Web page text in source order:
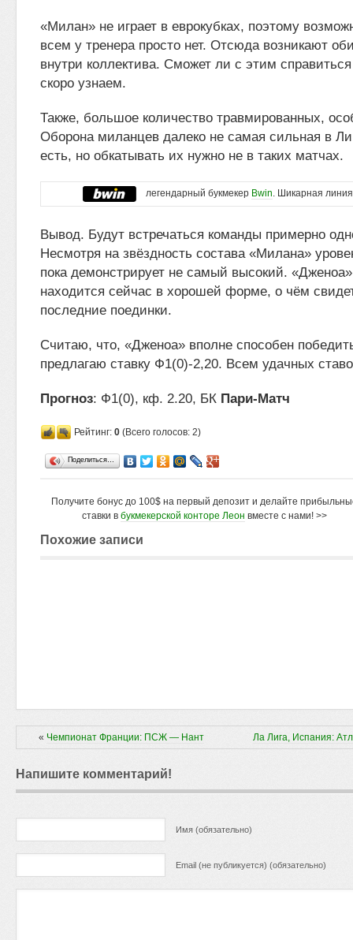
«Милан» не играет в еврокубках, поэтому
всем у тренера просто нет. Отсюда возникают
внутри коллектива. Сможет ли с этим
скоро узнаем.
Также, большое количество травмированных,
Оборона миланцев далеко не самая сильная в
есть, но обкатывать их нужно не в таких матчах.
легендарный букмекер Bwin. Шикарная
Вывод. Будут встречаться команды примерно
Несмотря на звёздность состава «Милана»
пока демонстрирует не самый высокий.
находится сейчас в хорошей форме, о чём
последние поединки.
Считаю, что, «Дженоа» вполне способен
предлагаю ставку Ф1(0)-2,20. Всем удачных
Прогноз: Ф1(0), кф. 2.20, БК Пари-Матч
Рейтинг: 0 (Всего голосов: 2)
Поделиться…
Получите бонус до 100$ на первый депозит и делайте
ставки в букмекерской конторе Леон вместе с нами! >>
Похожие записи
« Чемпионат Франции: ПСЖ — Нант Ла Лига, Испания:
Напишите комментарий!
Имя (обязательно)
Email (не публикуется) (обязательно)